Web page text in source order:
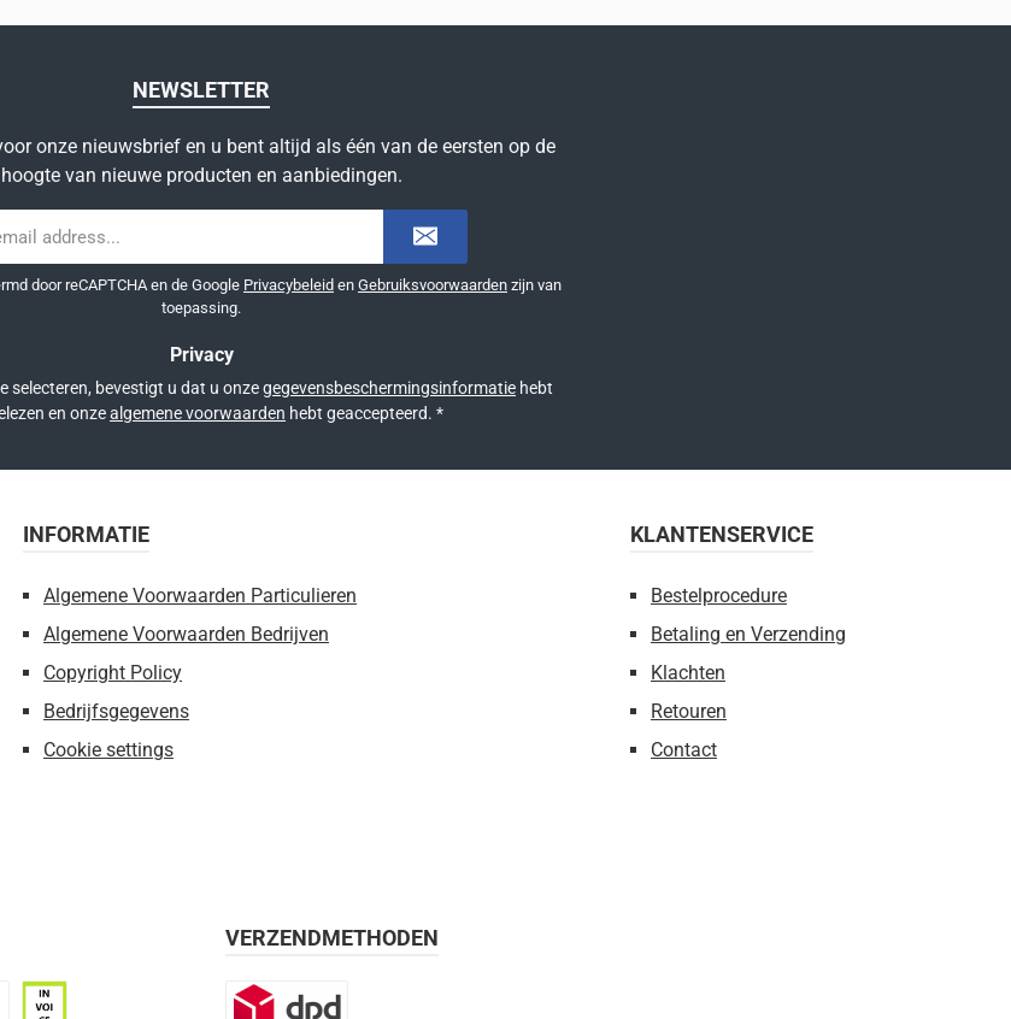
NEWSLETTER
onze nieuwsbrief en u bent altijd als één van de eersten op de
hoogte van nieuwe producten en aanbiedingen.
door reCAPTCHA en de Google Privacybeleid en Gebruiksvoorwaarden zijn van
toepassing.
Privacy
selecteren, bevestigt u dat u onzegegevensbeschermingsinformatie hebt
en onzealgemene voorwaarden hebt geaccepteerd. *
INFORMATIE
Algemene Voorwaarden Particulieren
Algemene Voorwaarden Bedrijven
Copyright Policy
Bedrijfsgegevens
Cookie settings
KLANTENSERVICE
Bestelprocedure
Betaling en Verzending
Klachten
Retouren
Contact
VERZENDMETHODEN